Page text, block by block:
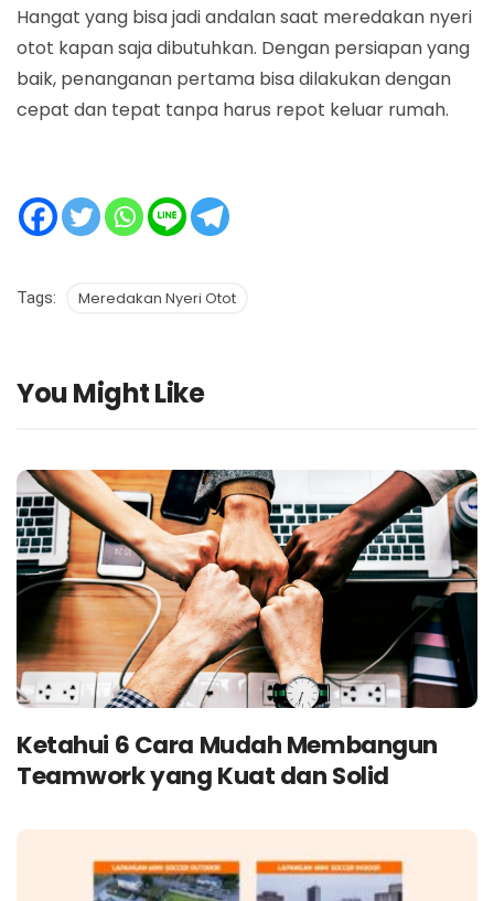
Hangat yang bisa jadi andalan saat meredakan nyeri
otot kapan saja dibutuhkan. Dengan persiapan yang
baik, penanganan pertama bisa dilakukan dengan
cepat dan tepat tanpa harus repot keluar rumah.
Tags: Meredakan Nyeri Otot
You Might Like
Ketahui 6 Cara Mudah Membangun
Teamwork yang Kuat dan Solid